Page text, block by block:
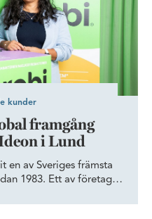
kunder
framgång
i Lund
en av Sveriges främsta
1983. Ett av företagen